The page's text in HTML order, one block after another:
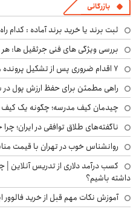
بازرگانی
ثبت برند یا خرید برند آماده :
بررسی ویژگی های فنی جرثقیل ها: هر
۷ اقدام ضروری پس از تشکیل پرونده مواد مخدر؛ راهنمای خانواده‌ها
راهی مطمئن برای حفظ ارزش پول در
چیدمان کیف مدرسه؛ چگونه یک
ناگفته‌های طلاق توافقی در
روانشناس خوب در تهران با قیمت
کسب درآمد دلاری از تدریس آنلاین |
داشته باشیم؟
آموزش نکات مهم قبل از خرید فالوور